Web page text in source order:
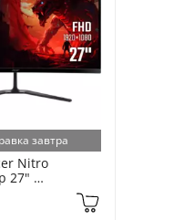
завтра
Nitro
27"